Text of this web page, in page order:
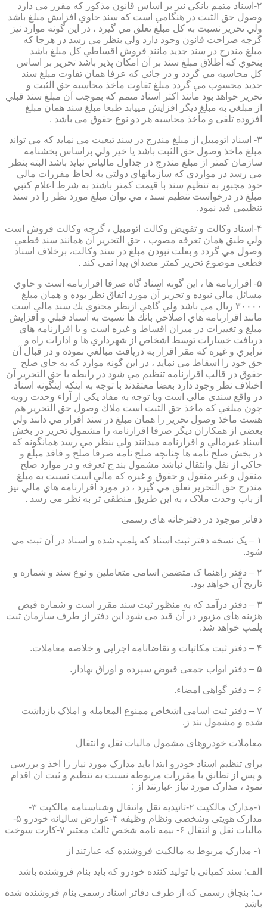
۲-اسناد متمم بانكي نيز بر اساس قانون مذكور كه مقرر مي دارد
وصول حق الثبت در هنگامي است كه سند حاوي افزايش مبلغ باشد
ولي تحرير نسبت به كل مبلغ تعلق مي گيرد ، در اين گونه موارد نيز
گرچه صراحت قانون وجود دارد ولي بنظر مي رسد در هرجا كه
مبلغ مندرج در سند جديد مانند فروش اقساطي كل مبلغ باشد
بنحوي كه اطلاق مبلغ سند بر آن امكان پذير باشد تحرير بر اساس
كل محاسبه مي گردد و در جائي كه عرفا همان تفاوت مبلغ سند
جديد محسوب مي گردد مبلغ تفاوت ماخذ محاسبه حق الثبت و
تحرير خواهد بود مانند اكثر اسناد متمم كه بموجب آن مبلغ سند قبلي
از مبلغي به مبلغ ديگر افزايش مييابد طبعا مبلغ سند همان مبلغ
افزوده تلقی و مأخذ محاسبه هر دو نوع حقوق می باشد .
۳- اسناد اتومبيل از مبلغ مندرج در سند تبعيت مي نمايد كه مي تواند
مبلغ ماخذ وصول حق الثبت باشد يا خير ولي براساس بخشنامه
سازمان كمتر از مبلغ مندرج در جداول مالياتي نبايد باشد البته بنظر
مي رسد در مواردي كه سازمانهاي دولتي به لحاظ مقررات مالي
خود مجبور به تنظيم سند با قيمت كمتر باشند به شرط اعلام كتبي
مبلغ در درخواست تنظيم سند ، مي توان مبلغ مورد نظر را در سند
تنظيمي قيد نمود.
۴-اسناد وكالت و تفويض وكالت اتومبيل ، گرچه وكالت فروش است
ولي طبق همان تعرفه مصوب ، حق التحرير آن همانند سند قطعي
وصول مي گردد و بعلت نبودن مبلغ در سند وكالت، برخلاف اسناد
قطعی موضوع تحریر کمتر مصداق پیدا نمی کند .
۵- اقرارنامه ها ، اين گونه اسناد گاه صرفا اقرارنامه است و حاوي
مسائل مالي نبوده و تحرير آن مورد اتفاق نظر بوده و همان مبلغ
۳۰۰۰۰ ريال مي باشد ولي گاهي ازنظر محتوي يك سند مالي است
مانند اقرارنامه هاي اصلاحي بانك ها نسبت به اسناد قبلي و افزايش
مبلغ و تغييرات در ميزان اقساط و غيره است و يا اقرارنامه هاي
دريافت خسارات توسط اشخاص از شهرداري ها و ادارات راه و
ترابري و غيره كه مقر اقرار به دريافت مبالغي نموده و در قبال آن
حق خود را اسقاط مي نمايد ، در اين گونه موارد كه به جاي صلح
حقوق در قالب اقرارنامه تنظيم مي شود در رابطه با حق التحرير آن
اختلاف نظر وجود دارد بعضا معتقدند با توجه به اينكه اينگونه اسناد
در واقع سندي مالي است وبا توجه به مفاد يكي از آراء وحدت رويه
چون مبلغي كه ماخذ حق الثبت است ملاك وصول حق التحرير هم
هست ماخذ وصول تحرير را همان مبلغ در سند اقرار مي دانند ولي
بعضي از همكاران ديگر صرفا اقرارنامه را مشمول تحرير در بخش
اسناد غيرمالي و اقرارنامه ميدانند ولي بنظر مي رسد همانگونه كه
در بخش صلح نامه ها چنانچه صلح نامه صرفا صلح و فاقد مبلغ و
حاكي از نقل وانتقال نباشد مشمول بند ج تعرفه و در موارد صلح
منقول و غير منقول و حقوق و غيره كه مالي است نسبت به مبلغ
مندرج حق التحرير تعلق مي گيرد ، در مورد اقرارنامه هاي مالي نيز
از باب وحدت ملاک ، به این طریق منطقی تر به نظر می رسد .
دفاتر موجود در دفترخانه های رسمی
۱ – یک نسخه دفتر ثبت اسناد که پلمپ شده و اسناد در آن ثبت می
شود.
۲ – دفتر راهنما ک متضمن اسامی متعاملین و نوع سند و شماره و
تاریخ آن خواهد بود.
۳ – دفتر درآمد که به منظور ثبت سند مقرر است و شماره قبض
هزینه های مزبور در آن قید می شود این دفتر از طرف سازمان ثبت
پلمپ خواهد شد.
۴ – دفتر ثبت مکاتبات و تقاضانامه اجرایی و خلاصه معاملات.
۵ – دفتر ابواب جمعی قبوض سپرده و اوراق بهادار.
۶ – دفتر گواهی امضاء.
۷ – دفتر ثبت اسامی اشخاص ممنوع المعامله و املاک بازداشت
شده و مشمول بند ز.
معاملات خودروهای مشمول مالیات نقل و انتقال
برای تنظیم اسناد خودرو ابتدا باید مدارک مورد نیاز را اخذ و بررسی
و پس از تطابق با مقررات مربوطه نسبت به تنظیم و ثبت ان اقدام
نمود ، مدارک مورد نیاز عبارتند از :
۱-مدارک مالکیت ۲-تائیدیه نقل وانتقال وشناسنامه مالکیت ۳-
مدارک هویتی وشخصی ونظام وظیفه ۴-عوارض سالیانه خودرو ۵-
مالیات نقل و انتقال ۶- بیمه نامه شخص ثالث معتبر ۷-کارت سوخت
۱- مدارک مربوط به مالکیت فروشنده که عبارتند از
الف: سند کمپانی یا تولید کننده خودرو که باید بنام فروشنده باشد
ب: بنچاق رسمی که از طرف دفاتر اسناد رسمی بنام فروشنده شده
باشد